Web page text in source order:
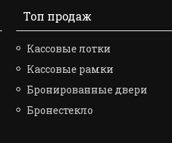
Топ продаж
Кассовые лотки
Кассовые рамки
Бронированные двери
Бронестекло